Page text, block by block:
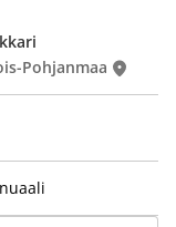
Pohjanmaa